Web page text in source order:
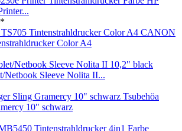
CANON
Color A4
Netbook Sleeve Nolita II...
Tsubehöa
10" schwarz